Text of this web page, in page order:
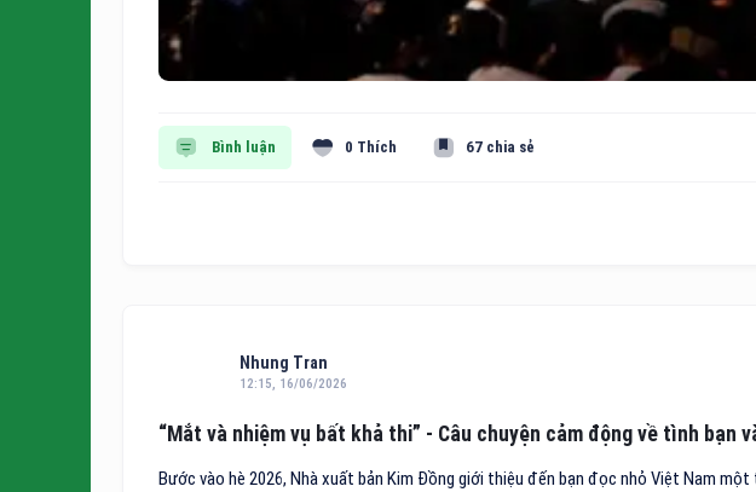
Bình luận 0 Thích 67 chia sẻ
Nhung Tran
12:15, 16/06/2026
“Mắt và nhiệm vụ bất khả thi” - Câu chuyện cảm động về tình bạn
Bước vào hè 2026, Nhà xuất bản Kim Đồng giới thiệu đến bạn đọc nhỏ Việt Nam